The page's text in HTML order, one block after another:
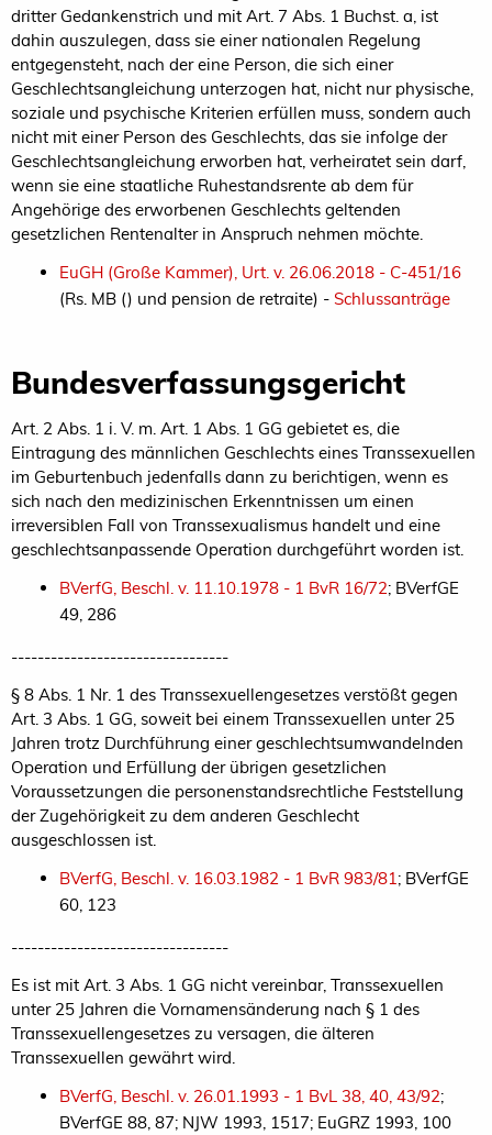
dritter Gedankenstrich und mit Art. 7 Abs. 1 Buchst. a, ist
dahin auszulegen, dass sie einer nationalen Regelung
entgegensteht, nach der eine Person, die sich einer
Geschlechtsangleichung unterzogen hat, nicht nur physische,
soziale und psychische Kriterien erfüllen muss, sondern auch
nicht mit einer Person des Geschlechts, das sie infolge der
Geschlechtsangleichung erworben hat, verheiratet sein darf,
wenn sie eine staatliche Ruhestandsrente ab dem für
Angehörige des erworbenen Geschlechts geltenden
gesetzlichen Rentenalter in Anspruch nehmen möchte.
EuGH (Große Kammer), Urt. v. 26.06.2018 - C-451/16
(Rs. MB () und pension de retraite) - Schlussanträge
Bundesverfassungsgericht
Art. 2 Abs. 1 i. V. m. Art. 1 Abs. 1 GG gebietet es, die
Eintragung des männlichen Geschlechts eines Transsexuellen
im Geburtenbuch jedenfalls dann zu berichtigen, wenn es
sich nach den medizinischen Erkenntnissen um einen
irreversiblen Fall von Transsexualismus handelt und eine
geschlechtsanpassende Operation durchgeführt worden ist.
BVerfG, Beschl. v. 11.10.1978 - 1 BvR 16/72; BVerfGE
49, 286
---------------------------------
§ 8 Abs. 1 Nr. 1 des Transsexuellengesetzes verstößt gegen
Art. 3 Abs. 1 GG, soweit bei einem Transsexuellen unter 25
Jahren trotz Durchführung einer geschlechtsumwandelnden
Operation und Erfüllung der übrigen gesetzlichen
Voraussetzungen die personenstandsrechtliche Feststellung
der Zugehörigkeit zu dem anderen Geschlecht
ausgeschlossen ist.
BVerfG, Beschl. v. 16.03.1982 - 1 BvR 983/81; BVerfGE
60, 123
---------------------------------
Es ist mit Art. 3 Abs. 1 GG nicht vereinbar, Transsexuellen
unter 25 Jahren die Vornamensänderung nach § 1 des
Transsexuellengesetzes zu versagen, die älteren
Transsexuellen gewährt wird.
BVerfG, Beschl. v. 26.01.1993 - 1 BvL 38, 40, 43/92;
BVerfGE 88, 87; NJW 1993, 1517; EuGRZ 1993, 100